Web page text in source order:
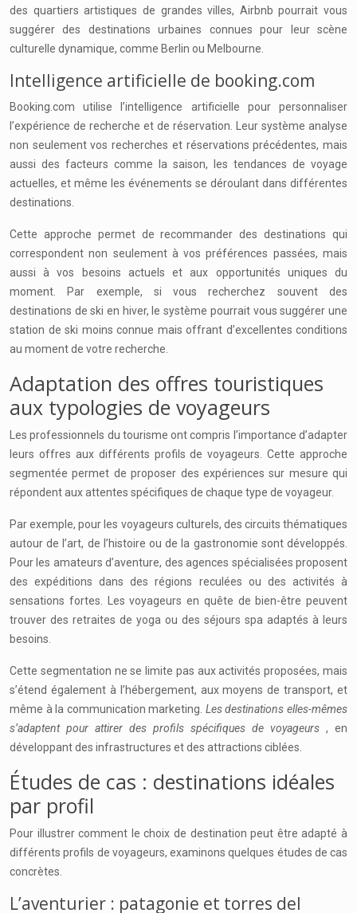
des quartiers artistiques de grandes villes, Airbnb pourrait vous
suggérer des destinations urbaines connues pour leur scène
culturelle dynamique, comme Berlin ou Melbourne.
Intelligence artificielle de booking.com
Booking.com utilise l’intelligence artificielle pour personnaliser
l’expérience de recherche et de réservation. Leur système analyse
non seulement vos recherches et réservations précédentes, mais
aussi des facteurs comme la saison, les tendances de voyage
actuelles, et même les événements se déroulant dans différentes
destinations.
Cette approche permet de recommander des destinations qui
correspondent non seulement à vos préférences passées, mais
aussi à vos besoins actuels et aux opportunités uniques du
moment. Par exemple, si vous recherchez souvent des
destinations de ski en hiver, le système pourrait vous suggérer une
station de ski moins connue mais offrant d’excellentes conditions
au moment de votre recherche.
Adaptation des offres touristiques
aux typologies de voyageurs
Les professionnels du tourisme ont compris l’importance d’adapter
leurs offres aux différents profils de voyageurs. Cette approche
segmentée permet de proposer des expériences sur mesure qui
répondent aux attentes spécifiques de chaque type de voyageur.
Par exemple, pour les voyageurs culturels, des circuits thématiques
autour de l’art, de l’histoire ou de la gastronomie sont développés.
Pour les amateurs d’aventure, des agences spécialisées proposent
des expéditions dans des régions reculées ou des activités à
sensations fortes. Les voyageurs en quête de bien-être peuvent
trouver des retraites de yoga ou des séjours spa adaptés à leurs
besoins.
Cette segmentation ne se limite pas aux activités proposées, mais
s’étend également à l’hébergement, aux moyens de transport, et
même à la communication marketing. Les destinations elles-mêmes
s’adaptent pour attirer des profils spécifiques de voyageurs , en
développant des infrastructures et des attractions ciblées.
Études de cas : destinations idéales
par profil
Pour illustrer comment le choix de destination peut être adapté à
différents profils de voyageurs, examinons quelques études de cas
concrètes.
L’aventurier : patagonie et torres del